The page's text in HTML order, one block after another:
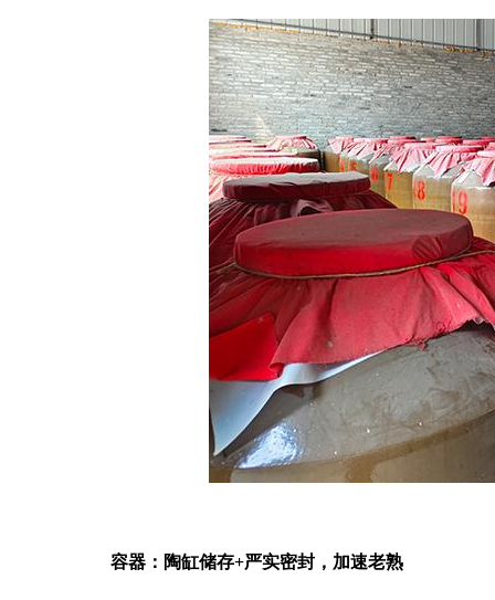
容器：陶缸储存+严实密封，加速老熟